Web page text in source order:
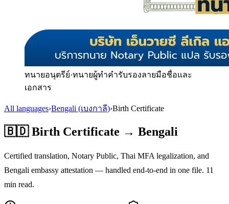
ทนายอนุตรีย์·ทนายผู้ทำคำรับรองลายมือชื่อและ
เอกสาร
All languages›Bengali (เบงกาลี)›Birth Certificate
🇧🇩 Birth Certificate → Bengali
Certified translation, Notary Public, Thai MFA legalization, and
Bengali embassy attestation — handled end-to-end in one file. 11
min read.